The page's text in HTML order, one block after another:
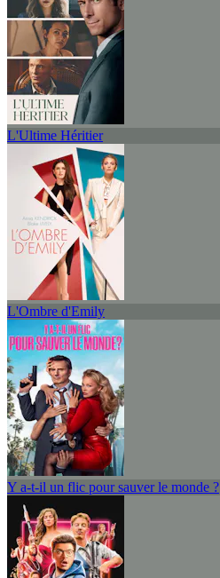
L'Ultime Héritier
L'Ombre d'Emily
Y a-t-il un flic pour sauver le monde ?